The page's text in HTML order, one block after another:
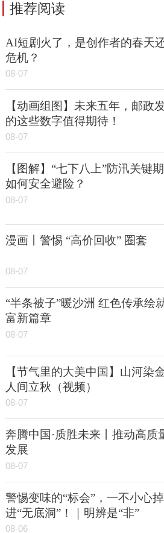
推荐阅读
AI短剧火了，是创作者的春天
危机？
08-07
【动画组图】未来五年，邮政
的这些数字值得期待！
08-07
【图解】“七下八上”防汛关键期
如何安全避险？
08-07
漫画丨警惕 “高价回收” 圈套
08-07
“半条被子”暖沙洲 红色传承绘
富新篇章
08-07
【节气里的大美中国】山河染金
人间立秋（视频）
08-07
奔腾中国·质胜未来丨推动高质
发展
08-07
警惕变味的“标会”，一不小心掉
进“无底洞”！｜明辨是“非”
08-06